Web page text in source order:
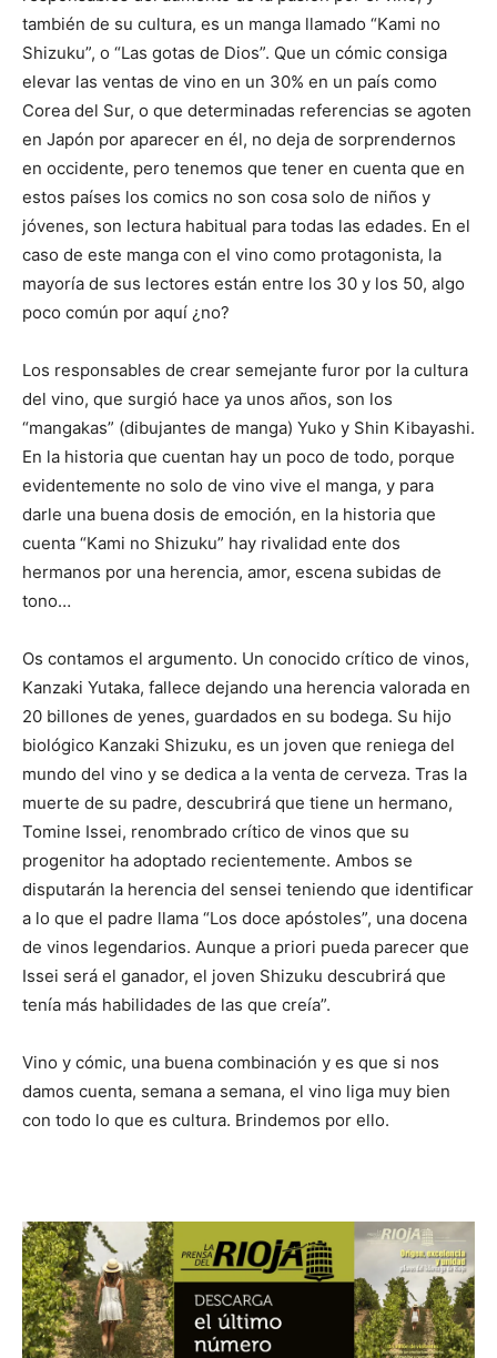
también de su cultura, es un manga llamado “Kami no
Shizuku”, o “Las gotas de Dios”. Que un cómic consiga
elevar las ventas de vino en un 30% en un país como
Corea del Sur, o que determinadas referencias se agoten
en Japón por aparecer en él, no deja de sorprendernos
en occidente, pero tenemos que tener en cuenta que en
estos países los comics no son cosa solo de niños y
jóvenes, son lectura habitual para todas las edades. En el
caso de este manga con el vino como protagonista, la
mayoría de sus lectores están entre los 30 y los 50, algo
poco común por aquí ¿no?
Los responsables de crear semejante furor por la cultura
del vino, que surgió hace ya unos años, son los
“mangakas” (dibujantes de manga) Yuko y Shin Kibayashi.
En la historia que cuentan hay un poco de todo, porque
evidentemente no solo de vino vive el manga, y para
darle una buena dosis de emoción, en la historia que
cuenta “Kami no Shizuku” hay rivalidad ente dos
hermanos por una herencia, amor, escena subidas de
tono…
Os contamos el argumento. Un conocido crítico de vinos,
Kanzaki Yutaka, fallece dejando una herencia valorada en
20 billones de yenes, guardados en su bodega. Su hijo
biológico Kanzaki Shizuku, es un joven que reniega del
mundo del vino y se dedica a la venta de cerveza. Tras la
muerte de su padre, descubrirá que tiene un hermano,
Tomine Issei, renombrado crítico de vinos que su
progenitor ha adoptado recientemente. Ambos se
disputarán la herencia del sensei teniendo que identificar
a lo que el padre llama “Los doce apóstoles”, una docena
de vinos legendarios. Aunque a priori pueda parecer que
Issei será el ganador, el joven Shizuku descubrirá que
tenía más habilidades de las que creía”.
Vino y cómic, una buena combinación y es que si nos
damos cuenta, semana a semana, el vino liga muy bien
con todo lo que es cultura. Brindemos por ello.